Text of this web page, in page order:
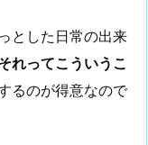
とした日常の出来
れってこういうこ
るのが得意なので